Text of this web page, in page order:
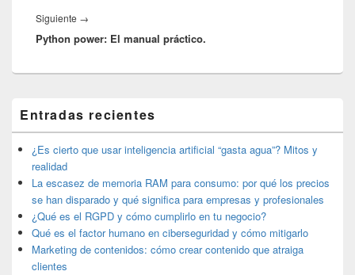
Siguiente →
siguiente:
Python power: El manual práctico.
área
de
widget
barra
lateral
primaria
Entradas recientes
¿Es cierto que usar inteligencia artificial “gasta agua”? Mitos y
realidad
La escasez de memoria RAM para consumo: por qué los precios
se han disparado y qué significa para empresas y profesionales
¿Qué es el RGPD y cómo cumplirlo en tu negocio?
Qué es el factor humano en ciberseguridad y cómo mitigarlo
Marketing de contenidos: cómo crear contenido que atraiga
clientes